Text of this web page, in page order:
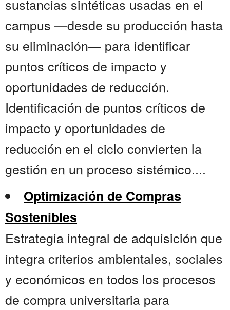
sustancias sintéticas usadas en el
campus —desde su producción hasta
su eliminación— para identificar
puntos críticos de impacto y
oportunidades de reducción.
Identificación de puntos críticos de
impacto y oportunidades de
reducción en el ciclo convierten la
gestión en un proceso sistémico....
Optimización de Compras
Sostenibles
Estrategia integral de adquisición que
integra criterios ambientales, sociales
y económicos en todos los procesos
de compra universitaria para